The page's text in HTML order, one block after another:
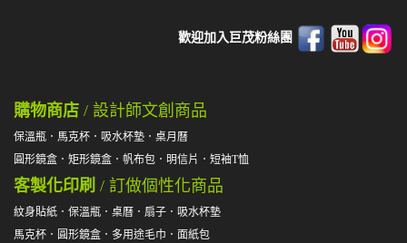
歡迎加入巨茂粉絲團
購物商店 / 設計師文創商品
保溫瓶 ． 馬克杯 ． 吸水杯墊 ． 桌月曆
圓形鏡盒 ． 矩形鏡盒 ． 帆布包 ． 明信片 ． 短袖T恤
客製化印刷 / 訂做個性化商品
紋身貼紙 ． 保溫瓶 ． 桌曆 ． 扇子 ． 吸水杯墊
馬克杯 ． 圓形鏡盒 ． 多用途毛巾 ． 面紙包